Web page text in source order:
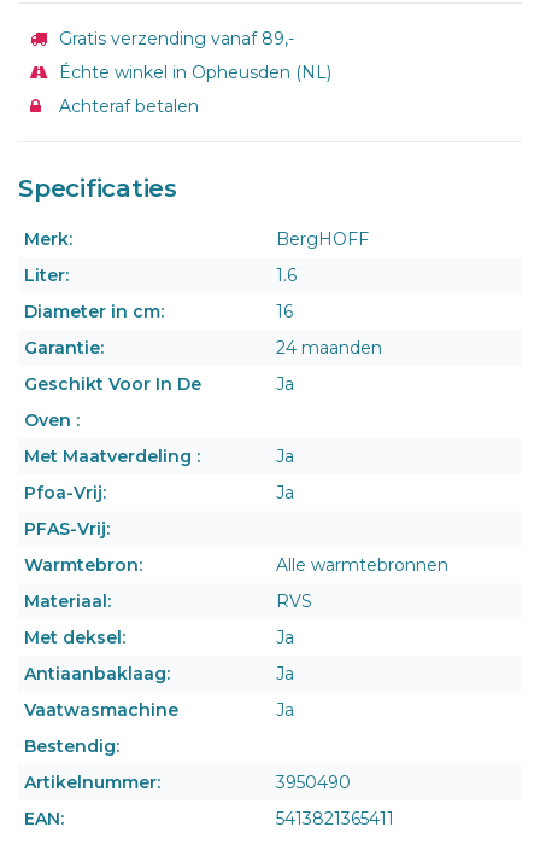
Gratis verzending vanaf 89,-
Échte winkel in Opheusden (NL)
Achteraf betalen
Specificaties
Merk:
BergHOFF
Liter:
1.6
Diameter in cm:
16
Garantie:
24 maanden
Geschikt Voor In De
Oven :
Ja
Met Maatverdeling :
Ja
Pfoa-Vrij:
Ja
PFAS-Vrij:
Warmtebron:
Alle warmtebronnen
Materiaal:
RVS
Met deksel:
Ja
Antiaanbaklaag:
Ja
Vaatwasmachine
Bestendig:
Ja
Artikelnummer:
3950490
EAN:
5413821365411